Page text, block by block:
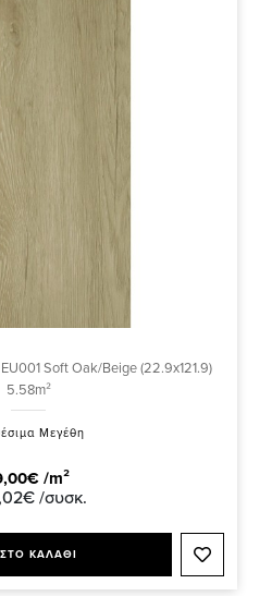
Soft Oak/Beige (22.9x121.9)
5.58m²
Μεγέθη
/m²
/συσκ.
ΚΑΛΑΘΙ